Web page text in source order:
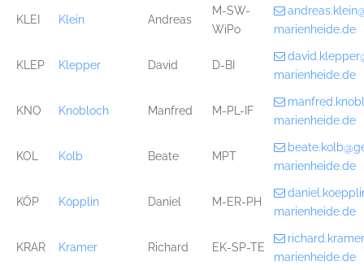
KLEI Klein Andreas
M-SW-
WiPo
marienheide.de
KLEP Klepper David D-BI
marienheide.de
KNO Knobloch Manfred M-PL-IF
marienheide.de
KOL Kolb Beate MPT
marienheide.de
KÖP Köpplin Daniel M-ER-PH
marienheide.de
KRAR Kramer Richard EK-SP-TE
marienheide.de